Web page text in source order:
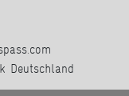
Deutschland